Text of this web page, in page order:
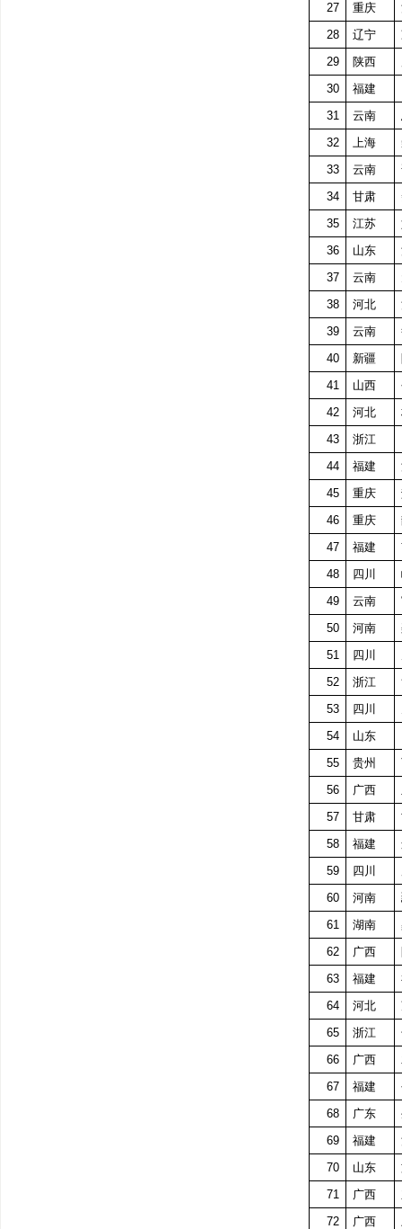
27
重庆
28
辽宁
29
陕西
30
福建
31
云南
32
上海
33
云南
34
甘肃
35
江苏
36
山东
37
云南
38
河北
39
云南
40
新疆
41
山西
42
河北
43
浙江
44
福建
45
重庆
46
重庆
47
福建
48
四川
49
云南
50
河南
51
四川
52
浙江
53
四川
54
山东
55
贵州
56
广西
57
甘肃
58
福建
59
四川
60
河南
61
湖南
62
广西
63
福建
64
河北
65
浙江
66
广西
67
福建
68
广东
69
福建
70
山东
71
广西
72
广西